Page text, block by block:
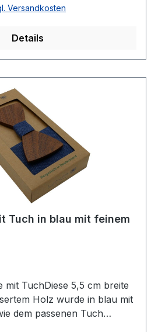
Versandkosten
Details
Tuch in blau mit feinem
mit TuchDiese 5,5 cm breite
Holz wurde in blau mit
dem passenen Tuch